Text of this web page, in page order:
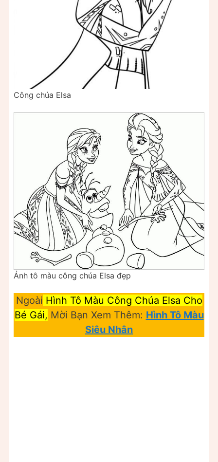
Công chúa Elsa
Ảnh tô màu công chúa Elsa đẹp
Ngoài Hình Tô Màu Công Chúa Elsa Cho
Bé Gái, Mời Bạn Xem Thêm: Hình Tô Màu
Siêu Nhân